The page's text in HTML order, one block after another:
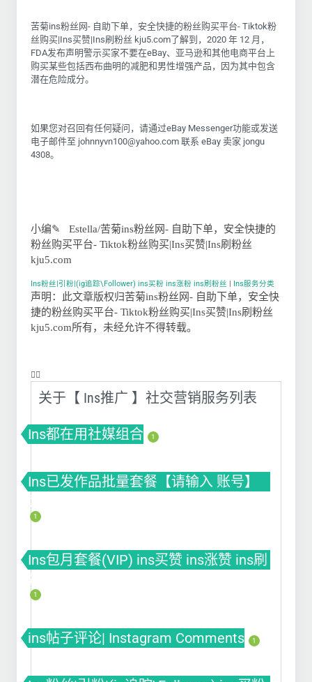
苦菊ins粉丝网- 自助下单，安全快捷的粉丝购买平台- Tiktok粉
丝购买|Ins买赞|Ins刷粉丝 kju5.com了解到，2020 年 12 月，
FDA发布声明警示买家不要在eBay、亚马逊和其他电商平台上
购买某些包括西布曲明的减肥和男性增强产品，因为其中包含
潜在危险成分。
如果您对召回有任何疑问，请通过eBay Messenger功能或发送
电子邮件至 johnnyvn100@yahoo.com 联系 eBay 卖家 jongu
4308。
小编✎ Estella/苦菊ins粉丝网- 自助下单，安全快捷的
粉丝购买平台- Tiktok粉丝购买|Ins买赞|Ins刷粉丝
kju5.com
Ins粉丝|引粉|(ig追踪\Follower) ins买粉 ins涨粉 ins刷粉丝 Ins服务分类
声明：此文章版权归苦菊ins粉丝网- 自助下单，安全快
捷的粉丝购买平台- Tiktok粉丝购买|Ins买赞|Ins刷粉丝
kju5.com所有，未经允许不得转载。
❤️‍🔥
关于【 Ins推广 】社交营销服务列表
Ins都在用社媒组合 1
Ins已发作品批量套餐【请输入 账号】
套餐(VIP) ins买赞 ins涨赞 ins刷赞
1
Ins包月套餐(VIP) ins买赞 ins涨赞 ins刷
赞
1
ins帖子评论| Instagram Comments 1